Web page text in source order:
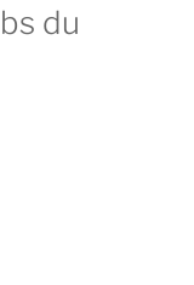
du